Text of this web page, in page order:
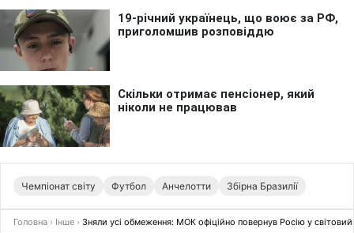
Чемпіонат світу Футбол Анчелотти Збірна Бразилії
Головна › Інше › Зняли усі обмеження: МОК офіційно повернув Росію у